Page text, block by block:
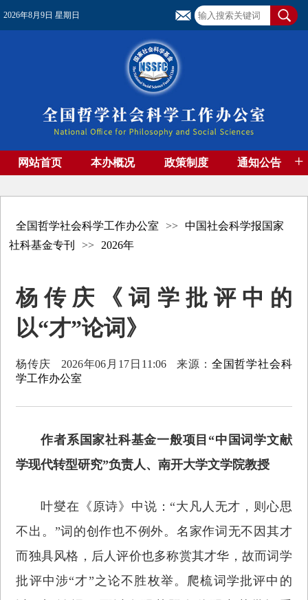
2026年8月9日 星期日
网站首页 本办概况 政策制度 通知公告 +
全国哲学社会科学工作办公室 >>
中国社会科学报国家
社科基金专刊
>> 2026年
杨传庆《词学批评中的
以“才”论词》
杨传庆 2026年06月17日11:06 来源： 全国哲学社会科
学工作办公室
作者系国家社科基金一般项目“中国词学文献
学现代转型研究”负责人、南开大学文学院教授
叶燮在《原诗》中说：“大凡人无才，则心思
不出。”词的创作也不例外。名家作词无不因其才
而独具风格，后人评价也多称赏其才华，故而词学
批评中涉“才”之论不胜枚举。爬梳词学批评中的